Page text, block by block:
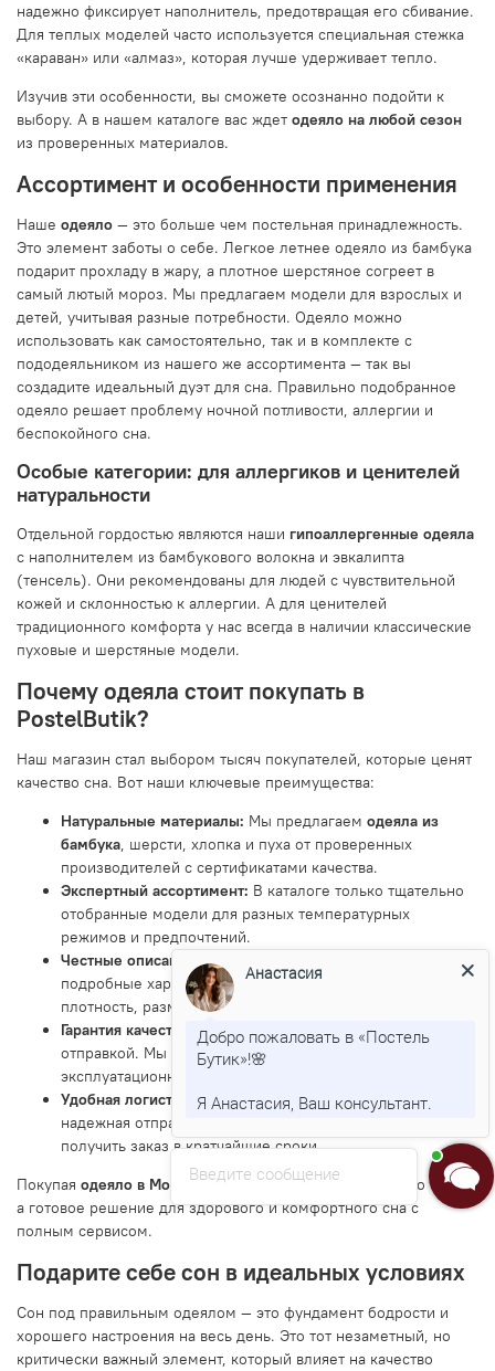
надежно фиксирует наполнитель, предотвращая его сбивание.
Для теплых моделей часто используется специальная стежка
«караван» или «алмаз», которая лучше удерживает тепло.
Изучив эти особенности, вы сможете осознанно подойти к
выбору. А в нашем каталоге вас ждет одеяло на любой сезон
из проверенных материалов.
Ассортимент и особенности применения
Наше одеяло — это больше чем постельная принадлежность.
Это элемент заботы о себе. Легкое летнее одеяло из бамбука
подарит прохладу в жару, а плотное шерстяное согреет в
самый лютый мороз. Мы предлагаем модели для взрослых и
детей, учитывая разные потребности. Одеяло можно
использовать как самостоятельно, так и в комплекте с
пододеяльником из нашего же ассортимента — так вы
создадите идеальный дуэт для сна. Правильно подобранное
одеяло решает проблему ночной потливости, аллергии и
беспокойного сна.
Особые категории: для аллергиков и ценителей
натуральности
Отдельной гордостью являются наши гипоаллергенные одеяла
с наполнителем из бамбукового волокна и эвкалипта
(тенсель). Они рекомендованы для людей с чувствительной
кожей и склонностью к аллергии. А для ценителей
традиционного комфорта у нас всегда в наличии классические
пуховые и шерстяные модели.
Почему одеяла стоит покупать в
PostelButik?
Наш магазин стал выбором тысяч покупателей, которые ценят
качество сна. Вот наши ключевые преимущества:
Натуральные материалы: Мы предлагаем одеяла из
бамбука, шерсти, хлопка и пуха от проверенных
производителей с сертификатами качества.
Экспертный ассортимент: В каталоге только тщательно
отобранные модели для разных температурных
режимов и предпочтений.
Честные описания:
К каждому товару указаны
подробные характеристики: состав наполнителя,
плотность, размер и рекомендации по уходу.
Гарантия качества:
Все изделия проходят контроль перед
отправкой. Мы уверены в их долговечности и
эксплуатационных свойствах.
Удобная логистика:Быстраядоставка по Москвеи
надежная отправка в любой регион
получить заказ в кратчайшие сроки.
Покупая одеяло в Москвеу нас, вы получаете не просто товар,
а готовое решение для здорового и комфортного сна с
полным сервисом.
Подарите себе сон в идеальных условиях
Сон под правильным одеялом — это фундамент бодрости и
хорошего настроения на весь день. Это тот незаметный, но
критически важный элемент, который влияет на качество
Введите сообщение
Анастасия
Добро пожаловать в «Постель
Бутик»!🌸
Я Анастасия, Ваш консультант.